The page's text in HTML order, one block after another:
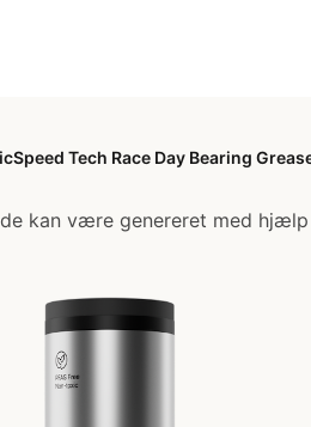
Tech Race Day Bearing
kan være genereret med hjælp